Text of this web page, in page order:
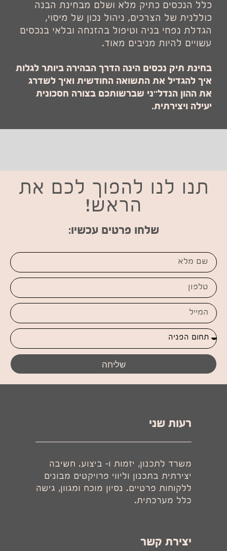
כלל הנכסים כתיק מלא ושלם מבחינת הבנה
כוללנית של הצרכים, ניהול נכון של מיסוי,
הגדלת נפחי בניה וטיפול בהזנחה ובלאי בנכסים
עשויים להיות מניבים מאוד.
בחינת תיק נכסים הינה הדרך הבהירה ביותר לגלות
איך להגדיל את התשואה החודשית ואיך לשדרג
את ההון הנדל׳׳ני שברשותכם בצורה חסכונית
יעילה ויצירתית.
תנו לנו להפוך לכם את
הראש!
שלחו פרטים עכשיו:
שליחה
רעות שני
משרד לתכנון, יזמות ו- ביצוע. חשיבה
יצירתית בתכנון וליווי פרויקטים מבונים
ללקוחות פרטיים. נסיון מוכח ומגוון, גישה
כלל מערכתית.
יצירת קשר